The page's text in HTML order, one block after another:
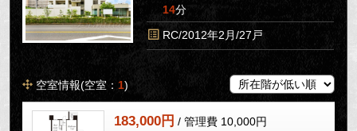
14分
RC/2012年2月/27戸
空室情報(空室： 1)
183,000円 / 管理費 10,000円